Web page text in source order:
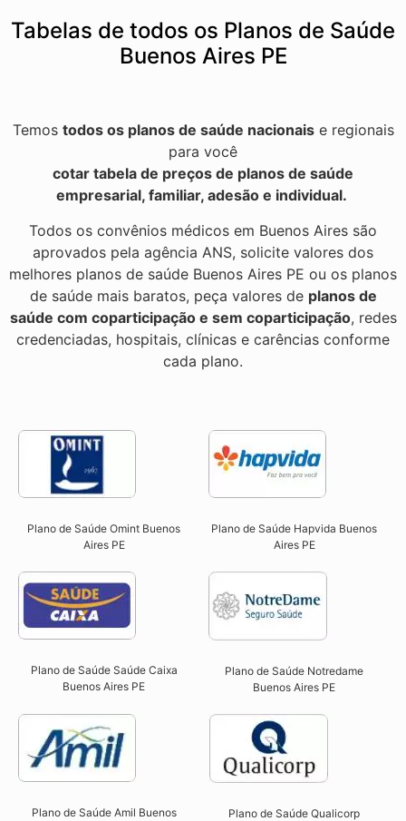
Tabelas de todos os Planos de Saúde
Buenos Aires PE
Temos todos os planos de saúde nacionaise regionais
para você
cotar tabela de preços de planos de saúde
empresarial, familiar, adesão e individual.
Todos os convênios médicos em Buenos Aires são
aprovados pela agência ANS, solicite valores dos
melhores planos de saúde Buenos Aires PE ou os planos
de saúde mais baratos, peça valores de planos de
saúde com coparticipação e sem coparticipação, redes
credenciadas, hospitais, clínicas e carências conforme
cada plano.
Plano de Saúde Omint Buenos
Aires PE​
Plano de Saúde Hapvida Buenos
Aires PE​
Plano de Saúde Saúde Caixa
Buenos Aires PE​
Plano de Saúde Notredame
Buenos Aires PE​
Plano de Saúde Amil Buenos Plano de Saúde Qualicorp